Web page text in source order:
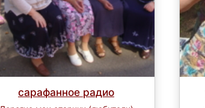
сарафанное радио